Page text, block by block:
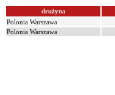
drużyna
Polonia Warszawa
Polonia Warszawa